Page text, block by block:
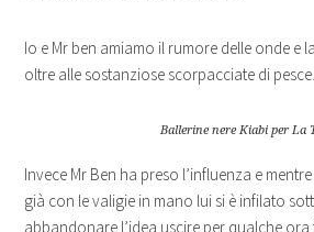
Io e Mr ben amiamo il rumore delle onde e
oltre alle sostanziose scorpacciate di
Ballerine nere Kiabi per La
Invece Mr Ben ha preso l’influenza e
già con le valigie in mano lui si è infilato
abbandonare l’idea uscire per qualche